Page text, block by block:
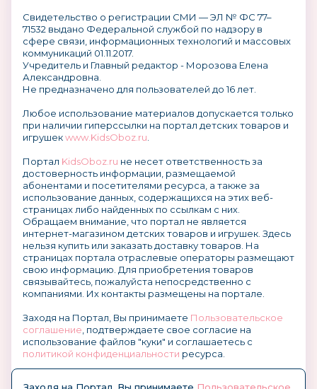
Свидетельство о регистрации СМИ — ЭЛ № ФС 77–
71532 выдано Федеральной службой по надзору в
сфере связи, информационных технологий и массовых
коммуникаций 01.11.2017.
Учредитель и Главный редактор - Морозова Елена
Александровна.
Не предназначено для пользователей до 16 лет.
Любое использование материалов допускается только
при наличии гиперссылки на портал детских товаров и
игрушекwww.KidsOboz.ru
Портал KidsOboz.ru не несет ответственность за
достоверность информации, размещаемой
абонентами и посетителями ресурса, а также за
использование данных, содержащихся на этих веб-
страницах либо найденных по ссылкам с них.
Обращаем внимание, что портал не является
интернет-магазином детских товаров и игрушек. Здесь
нельзя купить или заказать доставку товаров. На
страницах портала отраслевые операторы размещают
свою информацию. Для приобретения товаров
связывайтесь, пожалуйста непосредственно с
компаниями. Их контакты размещены на портале.
Заходя на Портал, Вы принимаете Пользовательское
соглашение , подтверждаете свое согласие на
использование файлов "куки" и соглашаетесь с
политикой конфиденциальности ресурса.